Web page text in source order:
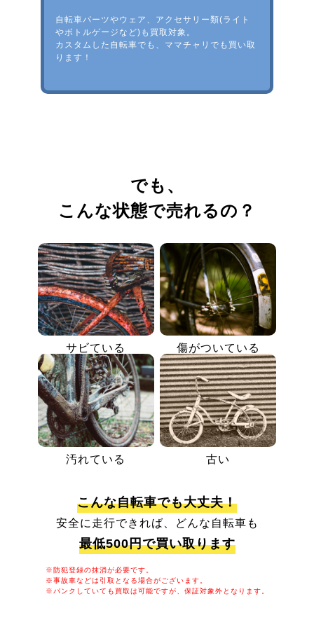
自転車パーツやウェア、アクセサリー類(ライト
やボトルゲージなど)も買取対象。
カスタムした自転車でも、ママチャリでも買い取
ります！
でも、
こんな状態で売れるの？
サビている 傷がついている
汚れている 古い
こんな自転車でも大丈夫！
安全に走行できれば、どんな自転車も
最低500円で買い取ります
※防犯登録の抹消が必要です。
※事故車などは引取となる場合がございます。
※パンクしていても買取は可能ですが、保証対象外となります。